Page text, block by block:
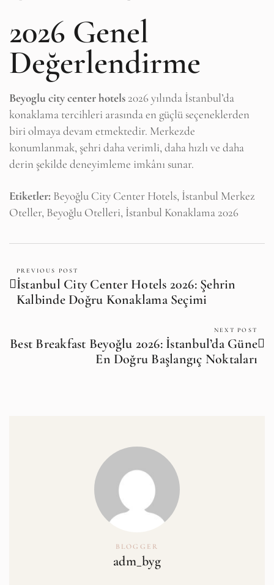
2026 Genel
Değerlendirme
Beyoglu city center hotels 2026 yılında İstanbul’da
konaklama tercihleri arasında en güçlü seçeneklerden
biri olmaya devam etmektedir. Merkezde
konumlanmak, şehri daha verimli, daha hızlı ve daha
derin şekilde deneyimleme imkânı sunar.
Etiketler: Beyoğlu City Center Hotels, İstanbul Merkez
Oteller, Beyoğlu Otelleri, İstanbul Konaklama 2026
PREVIOUS POST
İstanbul City Center Hotels 2026: Şehrin
Kalbinde Doğru Konaklama Seçimi
NEXT POST
Best Breakfast Beyoğlu 2026: İstanbul’da Güne
En Doğru Başlangıç Noktaları
BLOGGER
adm_byg